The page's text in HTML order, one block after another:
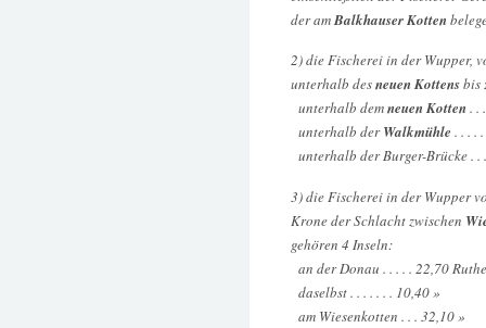
der amBalkhauser Kotten
2) die Fischerei in der Wupper,
unterhalb desneuen Kottensbis
unterhalb demneuen Kotten. .
unterhalb derWalkmühle . . . .
unterhalb der Burger-Brücke . .
3) die Fischerei in der Wupper
Krone der Schlacht zwischen
gehören 4 Inseln:
an der Donau . . . . . 22,70
daselbst . . . . . . . 10,40 »
am Wiesenkotten . . . 32,10 »